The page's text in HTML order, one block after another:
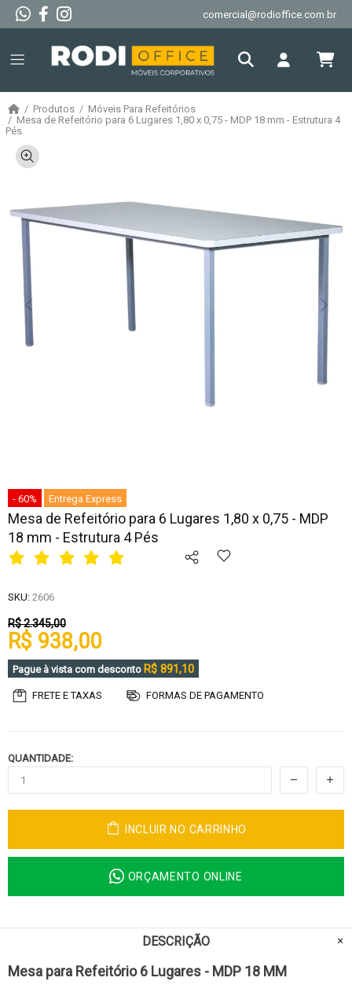
comercial@rodioffice.com.br
Produtos
Móveis Para Refeitórios
Mesa de Refeitório para 6 Lugares 1,80 x 0,75 - MDP 18 mm - Estrutura 4
Pés
- 60% Entrega Express
Mesa de Refeitório para 6 Lugares 1,80 x 0,75 - MDP
18 mm - Estrutura 4 Pés
SKU: 2606
R$ 2.345,00
R$ 938,00
Pague à vista com desconto R$ 891,10
FRETE E TAXAS FORMAS DE PAGAMENTO
QUANTIDADE:
INCLUIR NO CARRINHO
ORÇAMENTO ONLINE
DESCRIÇÃO
Mesa para Refeitório 6 Lugares - MDP 18 MM